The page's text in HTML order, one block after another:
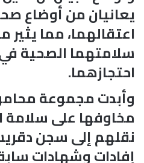
يعانيان من أوضاع
اعتقالهما، مما
سلامتهما الصحية
احتجازهما.
وأبدت مجموعة
مخاوفها على سلامة
نقلهم إلى سجن
إفادات وشهادات